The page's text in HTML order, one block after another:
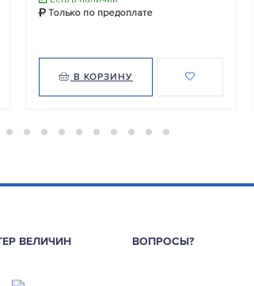
Только по предоплате
В КОРЗИНУ
ВЕЛИЧИН ВОПРОСЫ?